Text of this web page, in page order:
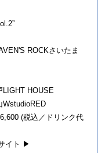
ROCKさいたま
HOUSE
(税込／ドリンク代
イト ▶